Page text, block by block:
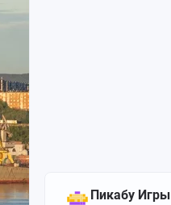
Пикабу Игры